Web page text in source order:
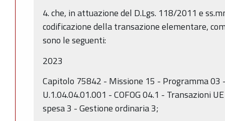
4. che, in attuazione del D.Lgs. 118/2011 e
codificazione della transazione elementare,
sono le seguenti:
2023
Capitolo 75842 - Missione 15 - Programma 03
U.1.04.04.01.001 - COFOG 04.1 - Transazioni
spesa 3 - Gestione ordinaria 3;